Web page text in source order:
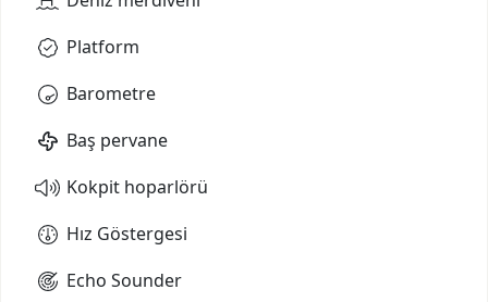
Platform
Barometre
Baş pervane
Kokpit hoparlörü
Hız Göstergesi
Echo Sounder